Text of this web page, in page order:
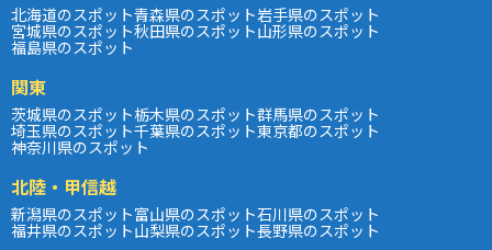
北海道のスポット青森県のスポット岩手県のスポット
宮城県のスポット秋田県のスポット山形県のスポット
福島県のスポット
関東
茨城県のスポット栃木県のスポット群馬県のスポット
埼玉県のスポット千葉県のスポット東京都のスポット
神奈川県のスポット
北陸・甲信越
新潟県のスポット富山県のスポット石川県のスポット
福井県のスポット山梨県のスポット長野県のスポット